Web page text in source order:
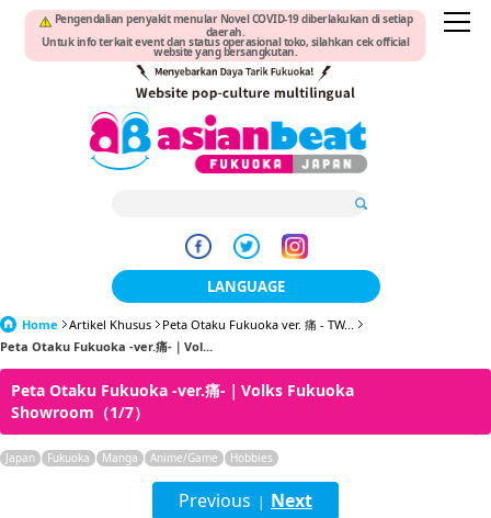
Pengendalian penyakit menular Novel COVID-19 diberlakukan di setiap
daerah.
Untuk info terkait event dan status operasional toko, silahkan cek official
website yang bersangkutan.
LANGUAGE
日本語
한국어
繁體中文
English
Home Artikel Khusus
Peta Otaku Fukuoka ver. 痛 - TW...
Peta Otaku Fukuoka -ver.痛-｜Vol...
Peta Otaku Fukuoka -ver.痛-｜Volks Fukuoka
Showroom（1/7）
Japan Fukuoka Manga Anime/Game Hobbies
Previous | Next